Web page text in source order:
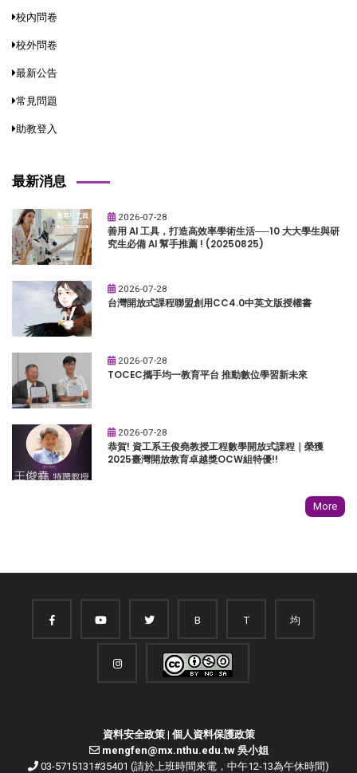
校內問卷
校外問卷
最新公告
常見問題
助教登入
最新消息
2026-07-28
善用 AI 工具，打造高效率學術生活──10 大大學生與研
究生必備 AI 幫手推薦 ! (20250825)
2026-07-28
台灣開放式課程聯盟創用CC4.0中英文版授權書
2026-07-28
TOCEC攜手均一教育平台 推動數位學習新未來
2026-07-28
恭賀! 資工系王俊堯教授工程數學開放式課程｜榮獲
2025臺灣開放教育卓越獎OCW組特優!!
More
B T 均
資料安全政策| 個人資料保護政策
mengfen@mx.nthu.edu.tw 吳小姐
03-5715131#35401 (請於上班時間來電，中午12-13為午休時間)